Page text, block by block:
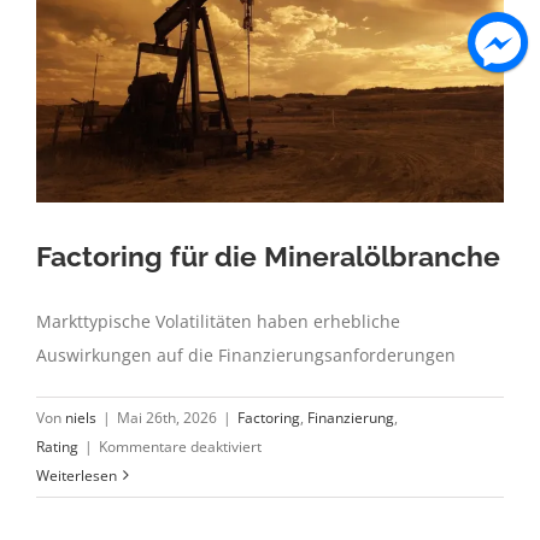
Factoring für die Mineralölbranche
Markttypische Volatilitäten haben erhebliche
Auswirkungen auf die Finanzierungsanforderungen
Von niels | Mai 26th, 2026 | Factoring, Finanzierung,
Rating | Kommentare deaktiviertfür
für
Weiterlesen